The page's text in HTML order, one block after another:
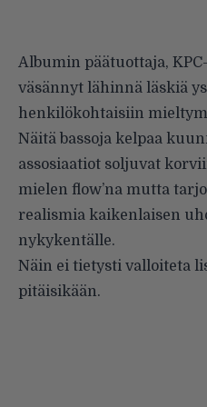
Albumin päätuottaja,
väsännyt lähinnä läskiä
hen­kilökohtaisiin
Näitä bassoja kelpaa
assosiaatiot soljuvat
mielen flow’na mutta
realismia kaikenlai­sen
nykykentälle.
Näin ei tietysti valloiteta
pitäisikään.